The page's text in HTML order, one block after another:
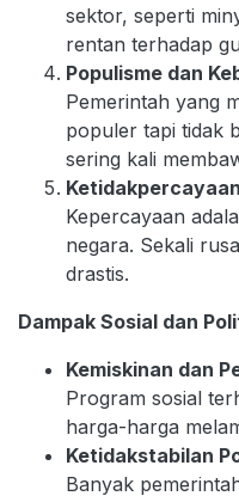
sektor, seperti
rentan terhadap
Populisme dan
Pemerintah yang
populer tapi tidak
sering kali
Kepercayaan
negara. Sekali
drastis.
Dampak Sosial dan
Kemiskinan dan
Program sosial
harga-harga
Ketidakstabilan
Banyak